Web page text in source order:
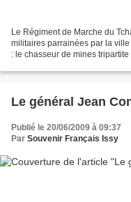
Le Régiment de Marche du
militaires parrainées par la
: le chasseur de mines
Le général Jean
Publié le 20/06/2009 à 09:37
Par Souvenir Français Issy